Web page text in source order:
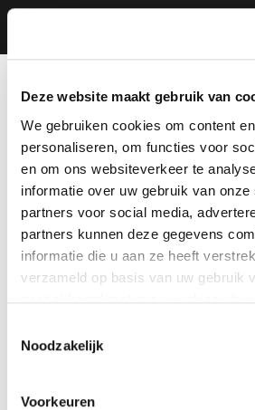
Deze website maakt gebruik van
We gebruiken cookies om content
personaliseren, om functies voor
en om ons websiteverkeer te
informatie over uw gebruik van onze
partners voor social media,
partners kunnen deze gegevens
informatie die u aan ze heeft
verzameld op basis van uw gebruik
Noodzakelijk
Voorkeuren